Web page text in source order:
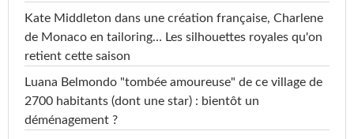
Kate Middleton dans une création française, Charlene
de Monaco en tailoring… Les silhouettes royales qu'on
retient cette saison
Luana Belmondo "tombée amoureuse" de ce village de
2700 habitants (dont une star) : bientôt un
déménagement ?